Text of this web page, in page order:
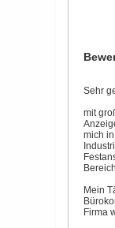
Sehr
mit
mich
Mein
Firma